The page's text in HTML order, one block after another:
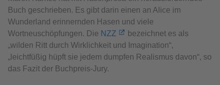
Buch geschrieben. Es gibt darin einen an Alice im
Wunderland erinnernden Hasen und viele
Wortneuschöpfungen. Die NZZ
bezeichnet es als
„wilden Ritt durch Wirklichkeit und Imagination“,
„leichtfüßig hüpft sie jedem dumpfen Realismus davon“, so
das Fazit der Buchpreis-Jury.